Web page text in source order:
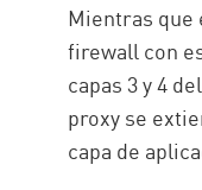
Mientras que
firewall con
capas 3 y 4 del
proxy se
capa de